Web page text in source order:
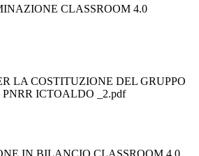
CLASSROOM 4.0
LA COSTITUZIONE DEL GRUPPO
ICTOALDO _2.pdf
IN BILANCIO CLASSROOM 4.0